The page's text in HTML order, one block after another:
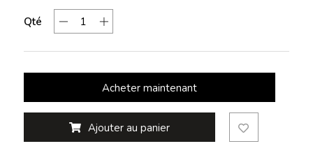
Qté
Acheter maintenant
Ajouter au panier